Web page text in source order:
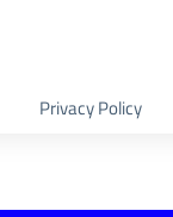
Privacy Policy